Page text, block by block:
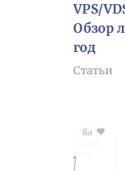
VPS/
Обзор
год
Статьи